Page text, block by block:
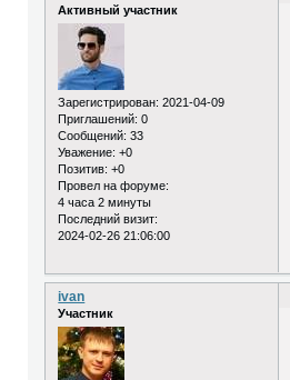
Активный участник
Зарегистрирован: 2021-04-09
Приглашений: 0
Сообщений: 33
Уважение: +0
Позитив: +0
Провел на форуме:
4 часа 2 минуты
Последний визит:
2024-02-26 21:06:00
ivan
Участник